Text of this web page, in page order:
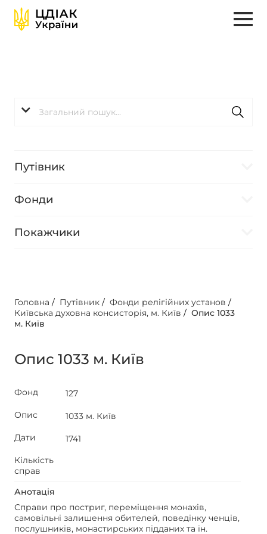
Путівник
Фонди
Покажчики
Головна / Путівник / Фонди релігійних установ /
Київська духовна консисторія, м. Київ / Опис 1033
м. Київ
Опис 1033 м. Київ
Фонд
127
Опис
1033 м. Київ
Дати
1741
Кількість
справ
Анотація
Справи про постриг, переміщення монахів,
самовільні залишення обителей, поведінку ченців,
послушників, монастирських підданих та ін.